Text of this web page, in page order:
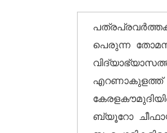
പെരുന്ന
എറണാകുളത്ത്
ബ്യൂറോ